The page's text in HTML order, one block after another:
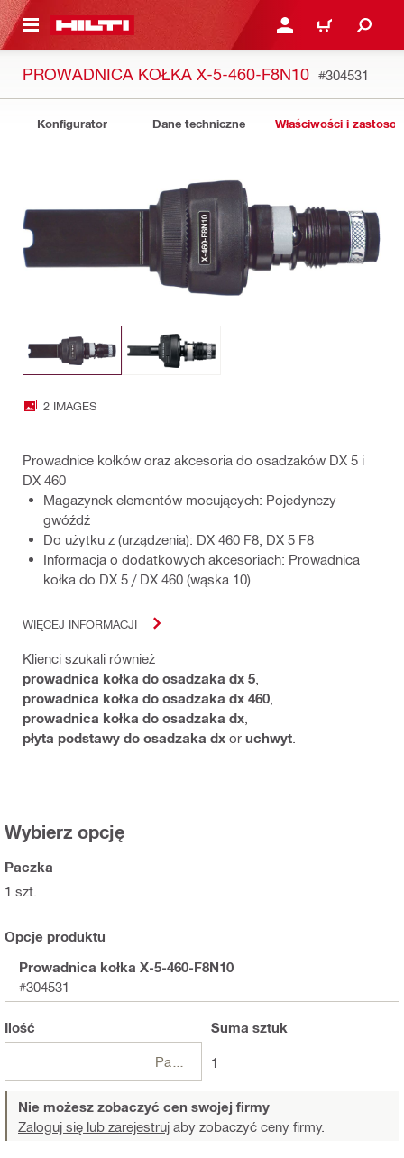
GŁÓWNEJ ZALOGUJ SIĘ LUB
KOSZYK
PROWADNICA KOŁKA X-5-460-F8N10 #304531
Konfigurator Dane techniczne Właściwości i
2 IMAGES
Prowadnice kołków oraz akcesoria do osadzaków DX 5 i
DX 460
Magazynek elementów mocujących: Pojedynczy
gwóźdź
Do użytku z (urządzenia): DX 460 F8, DX 5 F8
Informacja o dodatkowych akcesoriach: Prowadnica
kołka do DX 5 / DX 460 (wąska 10)
WIĘCEJ INFORMACJI
Klienci szukali również
prowadnica kołka do osadzaka dx 5
prowadnica kołka do osadzaka dx 460
prowadnica kołka do osadzaka dx
płyta podstawy do osadzaka dx or uchwyt
Wybierz opcję
Paczka
1 szt.
Opcje produktu
Prowadnica kołka X-5-460-F8N10
#304531
Ilość Suma sztuk
1
Nie możesz zobaczyć cen swojej firmy
Zaloguj się lub zarejestruj aby zobaczyć ceny firmy.